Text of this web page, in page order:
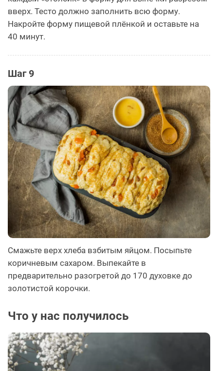
вверх. Тесто должно заполнить всю форму.
Накройте форму пищевой плёнкой и оставьте на
40 минут.
Шаг 9
Смажьте верх хлеба взбитым яйцом. Посыпьте
коричневым сахаром. Выпекайте в
предварительно разогретой до 170 духовке до
золотистой корочки.
Что у нас получилось